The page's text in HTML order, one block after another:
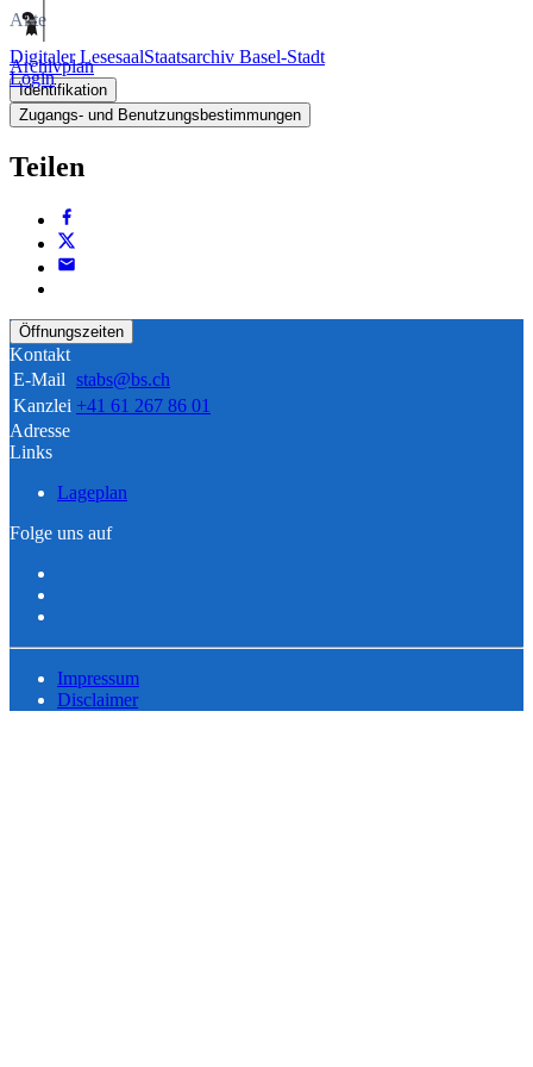
Digitaler LesesaalStaatsarchiv Basel-Stadt
Login
Akte
Archivplan
Identifikation
Zugangs- und Benutzungsbestimmungen
Teilen
Öffnungszeiten
Kontakt
E-Mail stabs@bs.ch
Kanzlei +41 61 267 86 01
Adresse
Links
Lageplan
Folge uns auf
Impressum
Disclaimer